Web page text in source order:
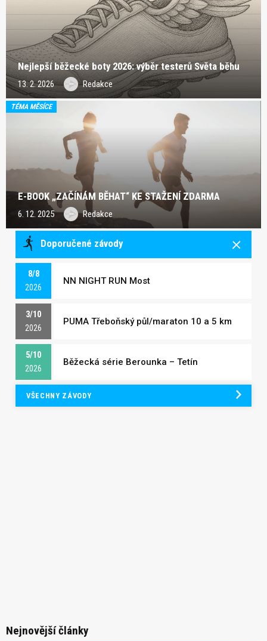
Nejlepší běžecké boty 2026: výběr testerů Světa běhu
13. 2. 2026 Redakce
TÉMA MĚSÍCE
E-BOOK „ZAČÍNÁM BĚHAT“ KE STAŽENÍ ZDARMA
6. 12. 2025 Redakce
Doporučené závody
8/8
2026
NN NIGHT RUN Most
3/10
2026
PUMA Třeboňský půl/maraton 10 a 5 km
5/10
2026
Běžecká série Berounka – Tetín
VŠECHNY ZÁVODY
Nejnovější články